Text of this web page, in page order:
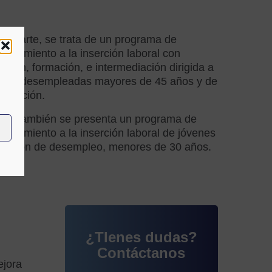
parte, se trata de un programa de
a la inserción laboral con
formación, e intermediación dirigida a
desempleadas mayores de 45 años y de
duración.
también se presenta un programa de
a la inserción laboral de jóvenes
de desempleo, menores de 30 años.
¿TIenes dudas?
Contáctanos